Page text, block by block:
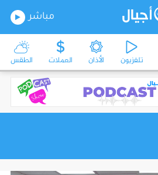
مباشر
تلفزيون الأذان العملات الطقس